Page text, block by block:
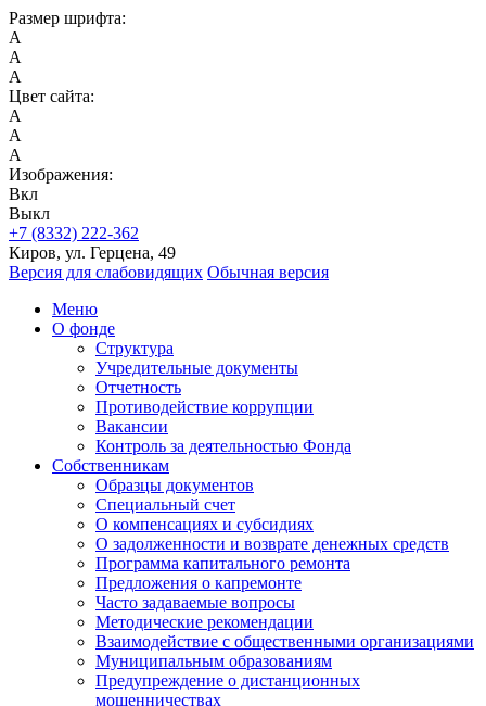
Размер шрифта:
A
A
A
Цвет сайта:
A
A
A
Изображения:
Вкл
Выкл
+7 (8332) 222-362
Киров, ул. Герцена, 49
Версия для слабовидящих Обычная версия
Меню
О фонде
Структура
Учредительные документы
Отчетность
Противодействие коррупции
Вакансии
Контроль за деятельностью Фонда
Собственникам
Образцы документов
Специальный счет
О компенсациях и субсидиях
О задолженности и возврате денежных средств
Программа капитального ремонта
Предложения о капремонте
Часто задаваемые вопросы
Методические рекомендации
Взаимодействие с общественными организациями
Муниципальным образованиям
Предупреждение о дистанционных
мошенничествах